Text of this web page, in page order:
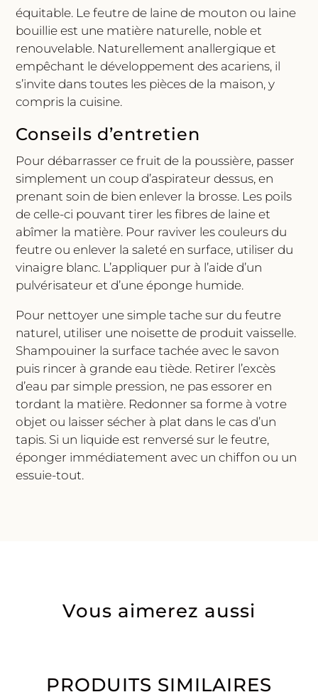
équitable. Le feutre de laine de mouton ou laine
bouillie est une matière naturelle, noble et
renouvelable. Naturellement anallergique et
empêchant le développement des acariens, il
s’invite dans toutes les pièces de la maison, y
compris la cuisine.
Conseils d’entretien
Pour débarrasser ce fruit de la poussière, passer
simplement un coup d’aspirateur dessus, en
prenant soin de bien enlever la brosse. Les poils
de celle-ci pouvant tirer les fibres de laine et
abîmer la matière. Pour raviver les couleurs du
feutre ou enlever la saleté en surface, utiliser du
vinaigre blanc. L’appliquer pur à l’aide d’un
pulvérisateur et d’une éponge humide.
Pour nettoyer une simple tache sur du feutre
naturel, utiliser une noisette de produit vaisselle.
Shampouiner la surface tachée avec le savon
puis rincer à grande eau tiède. Retirer l’excès
d’eau par simple pression, ne pas essorer en
tordant la matière. Redonner sa forme à votre
objet ou laisser sécher à plat dans le cas d’un
tapis. Si un liquide est renversé sur le feutre,
éponger immédiatement avec un chiffon ou un
essuie-tout.
Vous aimerez aussi
PRODUITS SIMILAIRES